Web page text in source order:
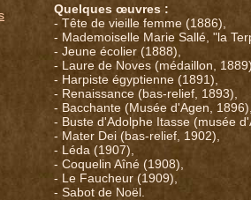
Quelques œuvres :
- Tête de vieille femme (1886),
- Mademoiselle Marie Sallé, "la
- Jeune écolier (1888),
- Laure de Noves (médaillon,
- Harpiste égyptienne (1891),
- Renaissance (bas-relief, 1893),
- Bacchante (Musée d'Agen,
- Buste d'Adolphe Itasse (musée
- Mater Dei (bas-relief, 1902),
- Léda (1907),
- Coquelin Aîné (1908),
- Le Faucheur (1909),
- Sabot de Noël.